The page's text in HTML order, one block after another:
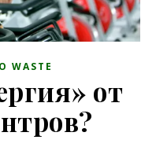
WASTE
от